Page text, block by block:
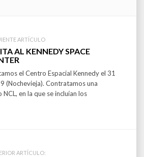
ARTÍCULO
AL KENNEDY SPACE
el Centro Espacial Kennedy el 31
(Nochevieja). Contratamos una
en la que se incluían los
ARTÍCULO: